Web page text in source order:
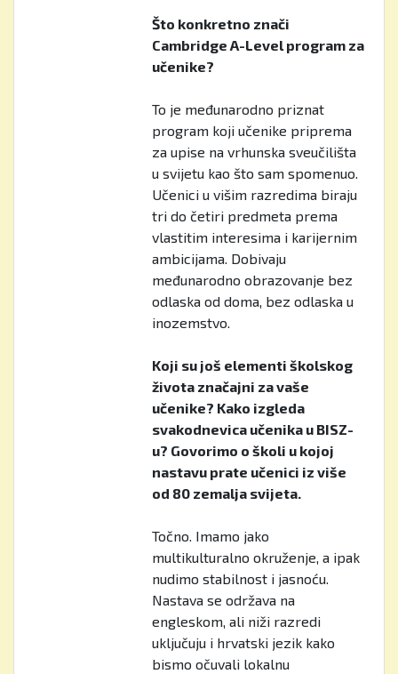
Što konkretno znači
Cambridge A-Level program za
učenike?
To je međunarodno priznat
program koji učenike priprema
za upise na vrhunska sveučilišta
u svijetu kao što sam spomenuo.
Učenici u višim razredima biraju
tri do četiri predmeta prema
vlastitim interesima i karijernim
ambicijama. Dobivaju
međunarodno obrazovanje bez
odlaska od doma, bez odlaska u
inozemstvo.
Koji su još elementi školskog
života značajni za vaše
učenike? Kako izgleda
svakodnevica učenika u BISZ-
u? Govorimo o školi u kojoj
nastavu prate učenici iz više
od 80 zemalja svijeta.
Točno. Imamo jako
multikulturalno okruženje, a ipak
nudimo stabilnost i jasnoću.
Nastava se održava na
engleskom, ali niži razredi
uključuju i hrvatski jezik kako
bismo očuvali lokalnu